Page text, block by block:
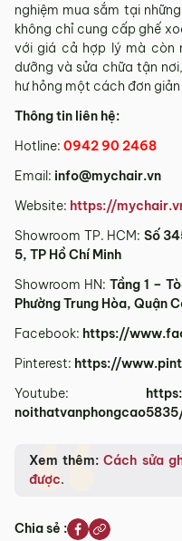
nghiệm mua sắm tại
không chỉ cung cấp ghế
với giá cả hợp lý mà còn
dưỡng và sửa chữa tận
hư hỏng một cách đơn
Thông tin liên hệ:
Hotline: 0942 90 2468
Email: info@mychair.vn
Website: https://
Showroom TP. HCM: Số
5, TP Hồ Chí Minh
Showroom HN: Tầng 1 –
Phường Trung Hòa, Quận
Facebook: https://
Pinterest: https://
Youtube:
Xem thêm:Cách sửa
được.
Chia sẻ :